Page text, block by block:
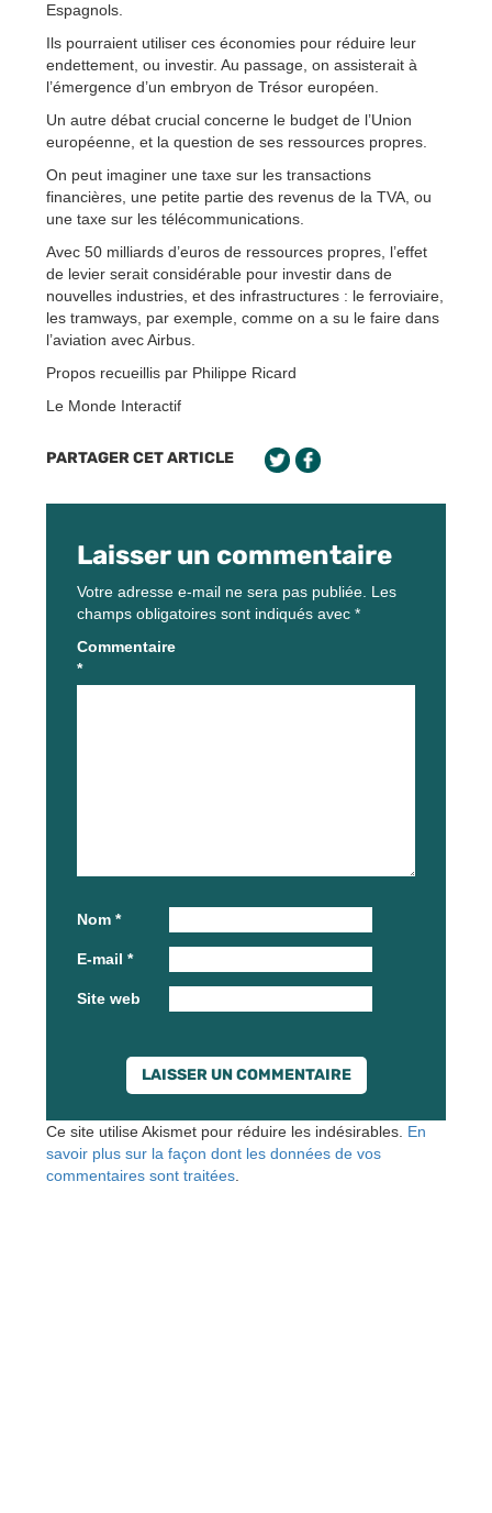
Espagnols.
Ils pourraient utiliser ces économies pour réduire leur
endettement, ou investir. Au passage, on assisterait à
l’émergence d’un embryon de Trésor européen.
Un autre débat crucial concerne le budget de l’Union
européenne, et la question de ses ressources propres.
On peut imaginer une taxe sur les transactions
financières, une petite partie des revenus de la TVA, ou
une taxe sur les télécommunications.
Avec 50 milliards d’euros de ressources propres, l’effet
de levier serait considérable pour investir dans de
nouvelles industries, et des infrastructures : le ferroviaire,
les tramways, par exemple, comme on a su le faire dans
l’aviation avec Airbus.
Propos recueillis par Philippe Ricard
Le Monde Interactif
PARTAGER CET ARTICLE
Laisser un commentaire
Votre adresse e-mail ne sera pas publiée. Les
champs obligatoires sont indiqués avec *
Commentaire
*
Nom *
E-mail *
Site web
Ce site utilise Akismet pour réduire les indésirables. En
savoir plus sur la façon dont les données de vos
commentaires sont traitées